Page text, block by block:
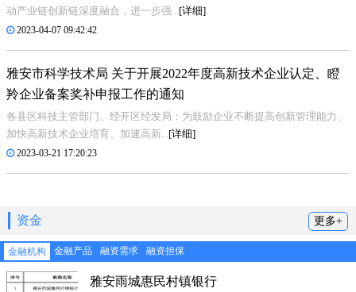
动产业链创新链深度融合，进一步强... [详细]
2023-04-07 09:42:42
雅安市科学技术局 关于开展2022年度高新技术企业认定、瞪
羚企业备案奖补申报工作的通知
各县区科技主管部门、经开区经发局：为鼓励企业不断提高创新管理能力、
加快高新技术企业培育、加速高新... [详细]
2023-03-21 17:20:23
资金 更多+
金融机构 金融产品 融资需求 融资担保
雅安雨城惠民村镇银行